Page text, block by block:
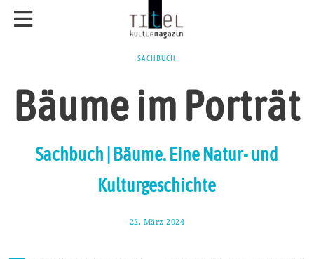
SACHBUCH
Bäume im Porträt
Sachbuch | Bäume. Eine Natur- und
Kulturgeschichte
22. März 2024